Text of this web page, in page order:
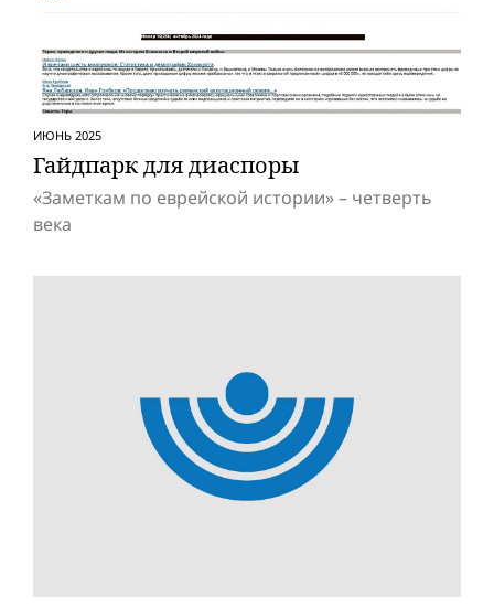
ИЮНЬ 2025
Гайдпарк для диаспоры
«Заметкам по еврейской истории» – четверть
века